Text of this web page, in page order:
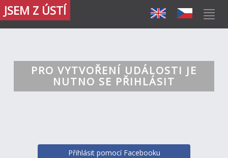
JSEM Z ÚSTÍ
PRO VYTVOŘENÍ UDÁLOSTI JE
NUTNO SE PŘIHLÁSIT
Přihlásit pomocí Facebooku